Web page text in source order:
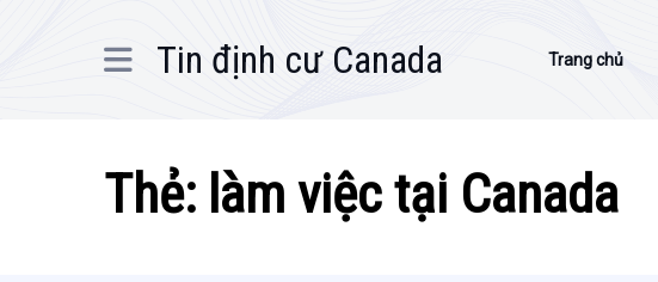
Tin định cư Canada Trang chủ
Thẻ: làm việc tại Canada